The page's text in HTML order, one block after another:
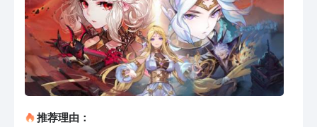
推荐理由：